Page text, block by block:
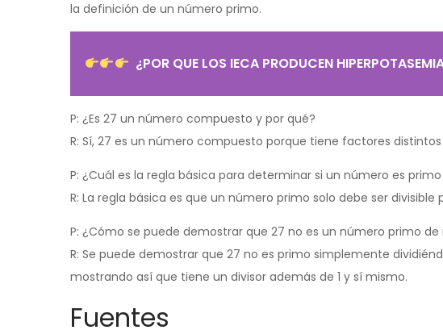
la definición de un número primo.
¿POR QUE LOS IECA PRODUCEN
P: ¿Es 27 un número compuesto y por qué?
R: Sí, 27 es un número compuesto porque tiene factores
P: ¿Cuál es la regla básica para determinar si un número es
R: La regla básica es que un número primo solo debe ser divisible
P: ¿Cómo se puede demostrar que 27 no es un número primo
R: Se puede demostrar que 27 no es primo simplemente
mostrando así que tiene un divisor además de 1 y sí mismo.
Fuentes